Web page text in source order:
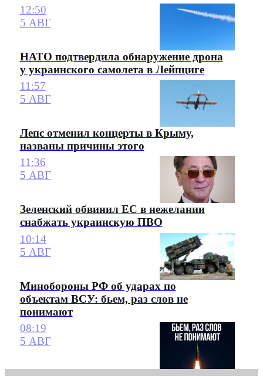
12:50
5 АВГ
НАТО подтвердила обнаружение дрона
у украинского самолета в Лейпциге
11:57
5 АВГ
Лепс отменил концерты в Крыму,
названы причины этого
11:36
5 АВГ
Зеленский обвинил ЕС в нежелании
снабжать украинскую ПВО
10:14
5 АВГ
Минобороны РФ об ударах по
объектам ВСУ: бьем, раз слов не
понимают
08:19
5 АВГ